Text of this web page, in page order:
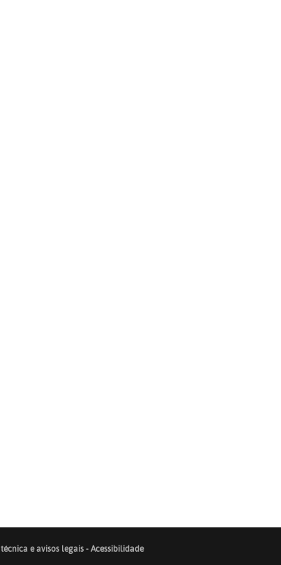
técnica e avisos legais - Acessibilidade